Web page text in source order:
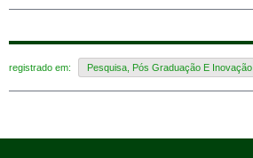
registrado em: Pesquisa, Pós Graduação E Inovação